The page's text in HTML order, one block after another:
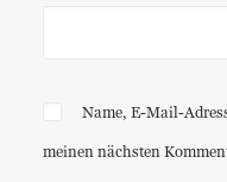
Name, E-Mail-
meinen nächsten